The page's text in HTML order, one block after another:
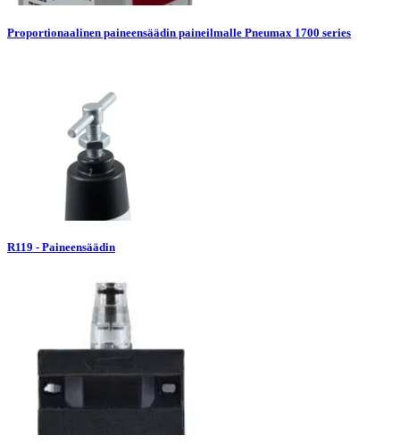
Proportionaalinen paineensäädin paineilmalle Pneumax 1700 series
R119 - Paineensäädin